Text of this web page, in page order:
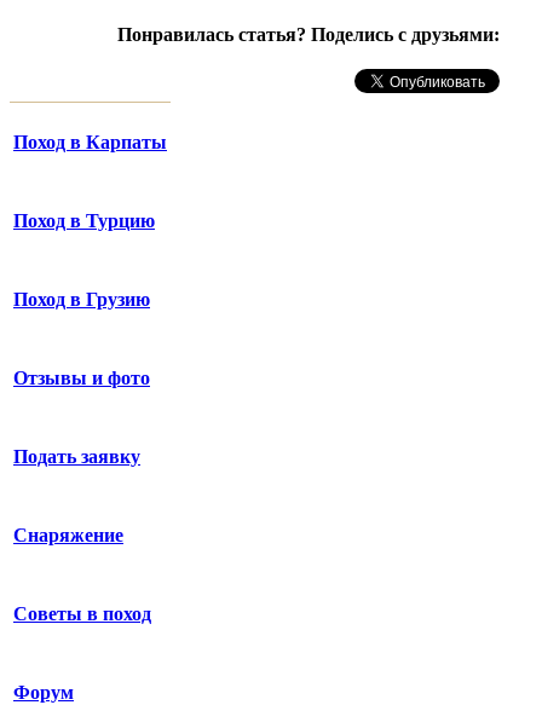
Понравилась статья? Поделись с друзьями:
Поход в Карпаты
Поход в Турцию
Поход в Грузию
Отзывы и фото
Подать заявку
Снаряжение
Советы в поход
Форум